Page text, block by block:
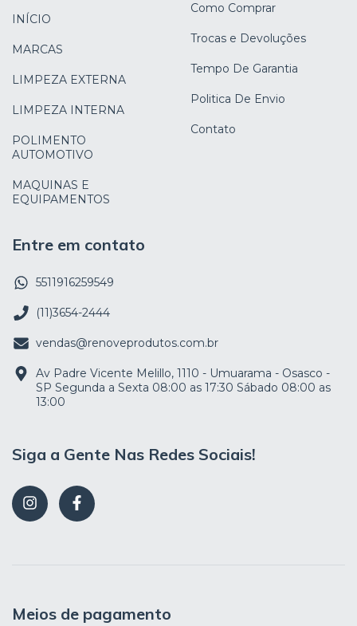
INÍCIO
MARCAS
LIMPEZA EXTERNA
LIMPEZA INTERNA
POLIMENTO
AUTOMOTIVO
MAQUINAS E
EQUIPAMENTOS
Como Comprar
Trocas e Devoluções
Tempo De Garantia
Politica De Envio
Contato
Entre em contato
5511916259549
(11)3654-2444
vendas@renoveprodutos.com.br
Av Padre Vicente Melillo, 1110 - Umuarama - Osasco -
SP Segunda a Sexta 08:00 as 17:30 Sábado 08:00 as
13:00
Siga a Gente Nas Redes Sociais!
Meios de pagamento